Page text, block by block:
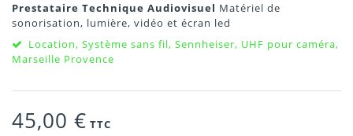
Prestataire Technique Audiovisuel Matériel de
sonorisation, lumière, vidéo et écran led
Location, Système sans fil, Sennheiser, UHF pour caméra,
Marseille Provence
45,00 € TTC